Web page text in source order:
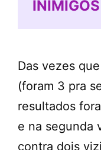
INIMIGOS
Das vezes
(foram 3 pra
resultados
e na segunda
contra dois